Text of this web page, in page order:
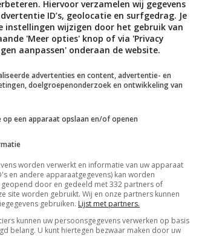
Bewaar
Griekse recepten Groente
Keukens Kinderrecepten
Meatless Monday Ovengerechten
Hiervoor verzamelen wij gegevens
ID’s, geolocatie en surfgedrag. Je
instellingen wijzigen door het gebruik van
'Meer opties' knop of via 'Privacy
aanpassen' onderaan de website.
advertenties en content, advertentie- en
doelgroepenonderzoek en ontwikkeling van
een apparaat opslaan en/of openen
worden verwerkt en informatie van uw apparaat
en andere apparaatgegevens) kan worden
door en gedeeld met 332 partners of
site worden gebruikt. Wij en onze partners kunnen
gebruiken. Lijst met partners.
kunnen uw persoonsgegevens verwerken op basis
belang. U kunt hiertegen bezwaar maken door uw